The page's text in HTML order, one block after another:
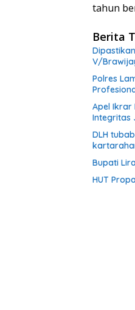
tahun
Berita
V/
Polres
Apel Ikrar
Integritas
DLH
Bupati
HUT